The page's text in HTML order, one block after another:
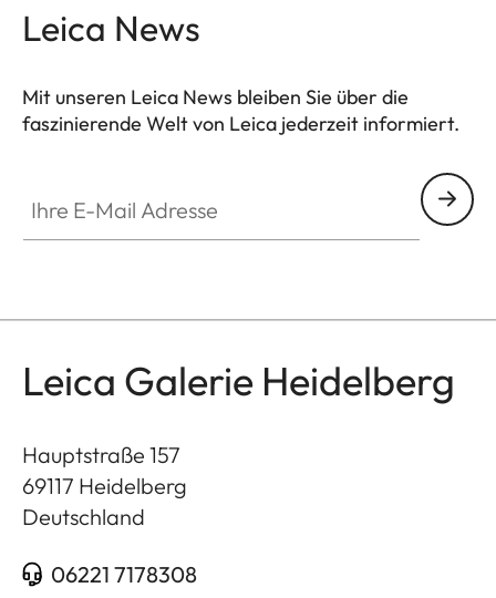
Leica News
Mit unseren Leica News bleiben Sie über die
faszinierende Welt von Leica jederzeit informiert.
Leica Galerie Heidelberg
Hauptstraße 157
69117 Heidelberg
Deutschland
06221 7178308